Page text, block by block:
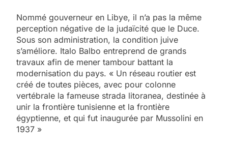
Nommé gouverneur en Libye, il n’a pas la même
perception négative de la judaïcité que le Duce.
Sous son administration, la condition juive
s’améliore. Italo Balbo entreprend de grands
travaux afin de mener tambour battant la
modernisation du pays. « Un réseau routier est
créé de toutes pièces, avec pour colonne
vertébrale la fameuse strada litoranea, destinée à
unir la frontière tunisienne et la frontière
égyptienne, et qui fut inaugurée par Mussolini en
1937 »